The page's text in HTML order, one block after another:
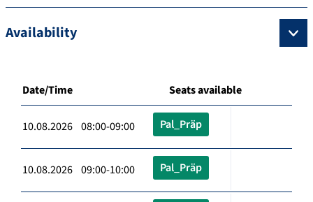
Availability
Date/Time Seats available
10.08.2026 08:00-09:00 Pal_Präp
10.08.2026 09:00-10:00 Pal_Präp